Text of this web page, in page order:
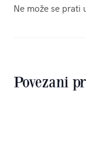
Ne može se prati
Povezani